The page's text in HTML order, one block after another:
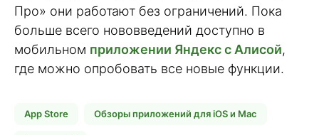
Про» они работают без ограничений. Пока
больше всего нововведений доступно в
мобильном приложении Яндекс с Алисой,
где можно опробовать все новые функции.
App Store Обзоры приложений для iOS и Mac